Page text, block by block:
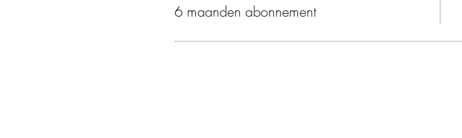
6 maanden abonnement